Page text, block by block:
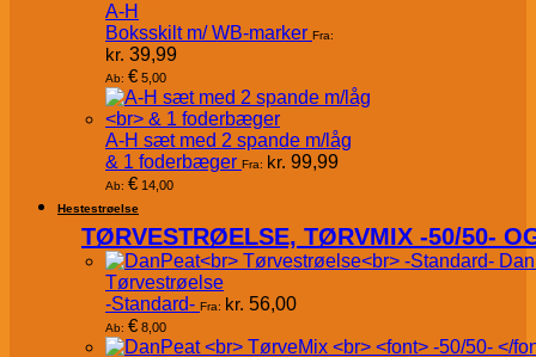
A-H
Boksskilt m/ WB-marker Fra:
kr. 39,99
Ab: € 5,00
A-H sæt med 2 spande m/låg
& 1 foderbæger Fra: kr. 99,99
Ab: € 14,00
Hestestrøelse
TØRVESTRØELSE, TØRVMIX -50/50-
Tørvestrøelse
-Standard- Fra: kr. 56,00
Ab: € 8,00